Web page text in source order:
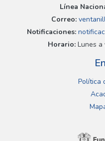
Línea
Correo:
Notificaciones:
Horario:Lunes a
Política